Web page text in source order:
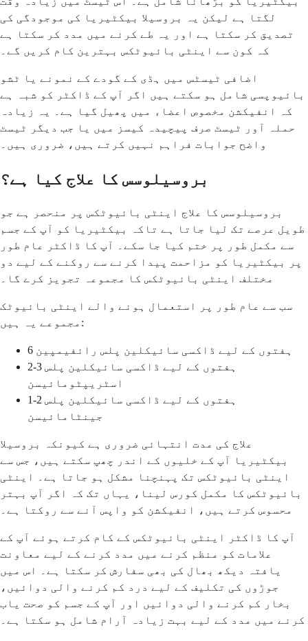
لگتا ہے لیکن یہ بروسیلا بیکٹیریا کی موجودگی کی
تصدیق کر سکتا ہے اور یہ طے کرنے میں مدد کر سکتا ہے
کہ کون سے اینٹی بائیوٹکس بہترین کام کریں گے۔
اضافی ٹیسٹس میں ہڈی کے گودے کے نمونے یا ٹشو
بائیوپسی شامل ہو سکتے ہیں اگر آپ کے ڈاکٹر کو شبہ ہے
کہ انفیکشن مخصوص اعضاء میں پھیل گیا ہے۔ یہ زیادہ
حملہ آور ٹیسٹ صرف پیچیدہ کیسز میں یا جب دیگر ٹیسٹ
واضح جوابات فراہم نہیں کرتے ہیں، ضروری ہیں۔
بروسیلوسس کا علاج کیا ہے؟
بروسیلوسس کا علاج اینٹی بائیوٹکس پر منحصر ہے جو
طویل عرصے تک لیا جاتا ہے تاکہ بیکٹیریا کو آپ کے جسم
سے مکمل طور پر ختم کیا جا سکے۔ آپ کا ڈاکٹر عام طور
پر بیکٹیریا کو مزاحمت پیدا کرنے سے روکنے کے لیے دو
مختلف اینٹی بائیوٹکس کا مجموعہ تجویز کرے گا۔
سب سے عام طور پر استعمال ہونے والے اینٹی بائیوٹک
مجموعے یہ ہیں:
6 ہفتوں کے لیے ڈاکسی سائیکلین پلس رائفیمپین
2-3 ہفتوں کے لیے ڈاکسی سائیکلین پلس
اسٹریپٹومائیسن
1-2 ہفتوں کے لیے ڈاکسی سائیکلین پلس
جینٹامائیسن
علاج کی مدت انتہائی ضروری ہے کیونکہ بروسیلا
بیکٹیریا آپ کے خلیوں کے اندر چھپ سکتے ہیں، جس سے
اینٹی بائیوٹکس تک پہنچنا مشکل ہو جاتا ہے۔ اینٹی
بائیوٹکس کا مکمل کورس لینا، یہاں تک کہ اگر آپ بہتر
محسوس کرتے ہیں، انفیکشن کو واپس آنے سے روکتا ہے۔
آپ کا ڈاکٹر اینٹی بائیوٹکس کے کام کرتے ہوئے آپ کے
علامات کو منظم کرنے میں مدد کرنے کے لیے معاونت
یافتہ دیکھ بھال کی بھی سفارش کر سکتا ہے۔ اس میں
جوڑوں کی تکلیف کے لیے درد کم کرنے والی دوائیں،
بخار کم کرنے والی دوائیں اور آپ کے جسم کو صحت یاب
کرنے میں مدد کے لیے بہت زیادہ آرام شامل ہو سکتا ہے۔